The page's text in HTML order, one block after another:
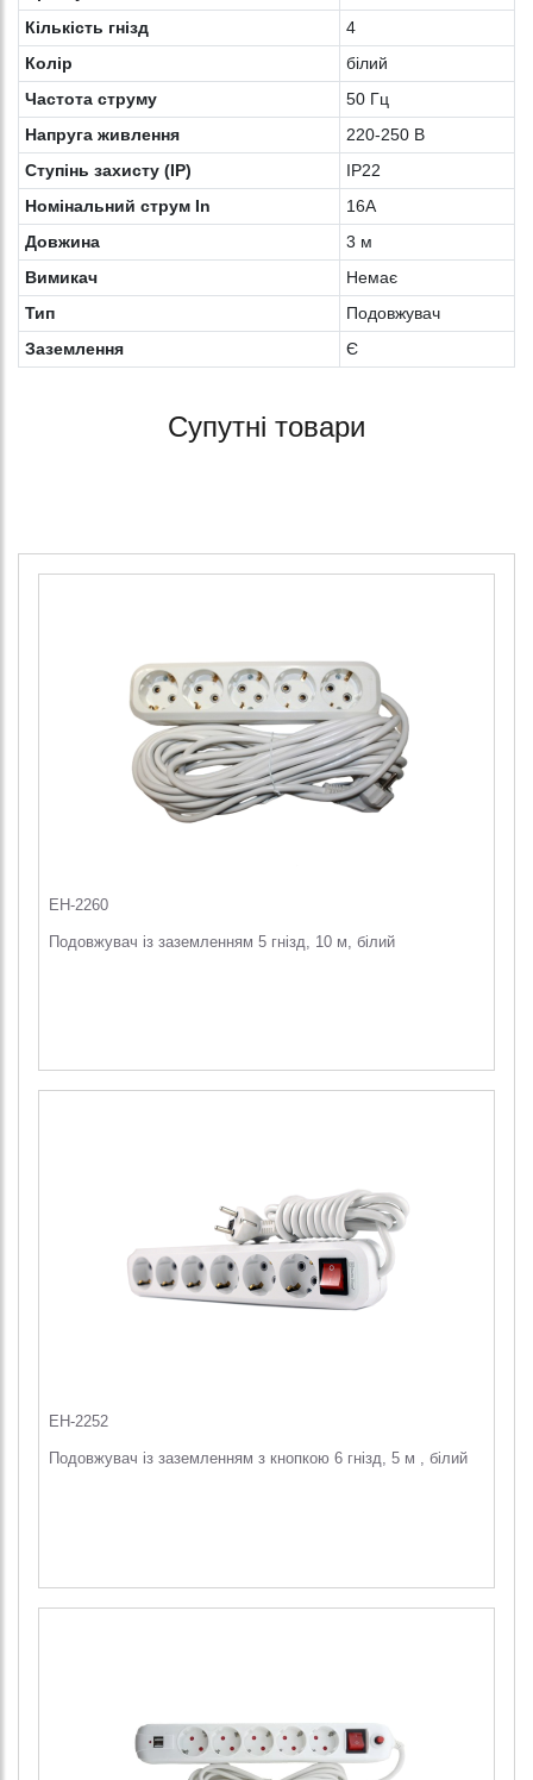
Кількість гнізд
4
Колiр
білий
Частота струму
50 Гц
Напруга живлення
220-250 В
Ступінь захисту (IP)
IP22
Номінальний струм In
16A
Довжина
3 м
Вимикач
Немає
Тип
Подовжувач
Заземлення
Є
Супутні товари
EH-2260
Подовжувач із заземленням 5 гнізд, 10 м, білий
EH-2252
Подовжувач із заземленням з кнопкою 6 гнізд, 5 м , білий